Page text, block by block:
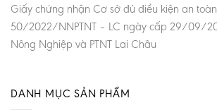
Giấy chứng nhận Cơ sở đủ điều kiện an
50/2022/NNPTNT – LC ngày cấp 29/09/
Nông Nghiệp và PTNT Lai Châu
DANH MỤC SẢN PHẨM